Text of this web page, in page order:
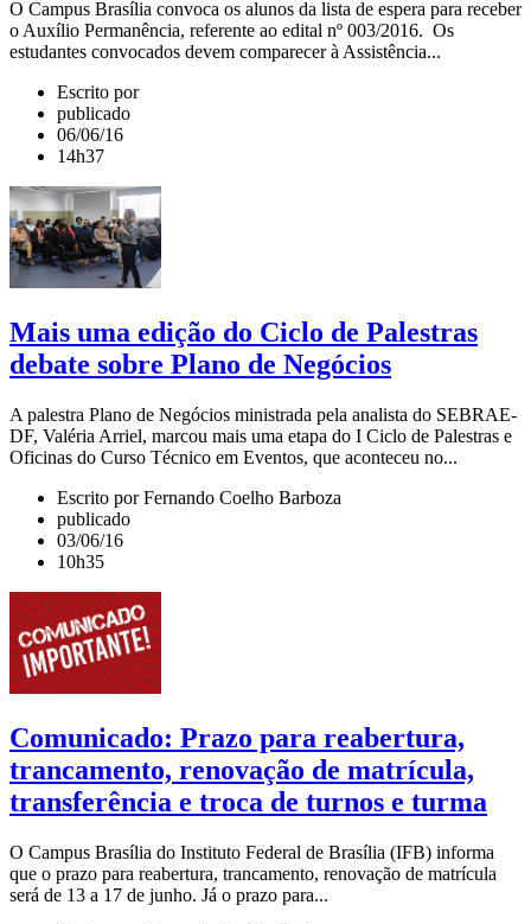
O Campus Brasília convoca os alunos da lista de espera para receber
o Auxílio Permanência, referente ao edital nº 003/2016. Os
estudantes convocados devem comparecer à Assistência...
Escrito por
publicado
06/06/16
14h37
Mais uma edição do Ciclo de Palestras
debate sobre Plano de Negócios
A palestra Plano de Negócios ministrada pela analista do SEBRAE-
DF, Valéria Arriel, marcou mais uma etapa do I Ciclo de Palestras e
Oficinas do Curso Técnico em Eventos, que aconteceu no...
Escrito por Fernando Coelho Barboza
publicado
03/06/16
10h35
Comunicado: Prazo para reabertura,
trancamento, renovação de matrícula,
transferência e troca de turnos e turma
O Campus Brasília do Instituto Federal de Brasília (IFB) informa
que o prazo para reabertura, trancamento, renovação de matrícula
será de 13 a 17 de junho. Já o prazo para...